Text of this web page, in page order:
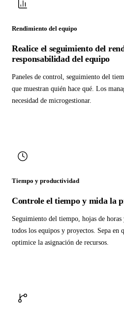
Rendimiento del equipo
Realice el seguimiento del
responsabilidad del equipo
Paneles de control, seguimiento del
que muestran quién hace qué. Los
necesidad de microgestionar.
Tiempo y productividad
Controle el tiempo y mida la
Seguimiento del tiempo, hojas de
todos los equipos y proyectos. Sepa en
optimice la asignación de recursos.